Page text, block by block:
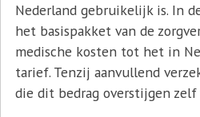
Nederland gebruikelijk is. In
het basispakket van de
medische kosten tot het in
tarief. Tenzij aanvullend
die dit bedrag overstijgen zelf